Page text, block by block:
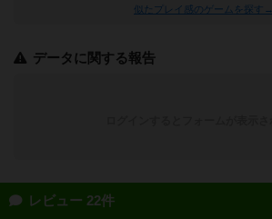
似たプレイ感のゲームを探す→
データに関する報告
レビュー 22件